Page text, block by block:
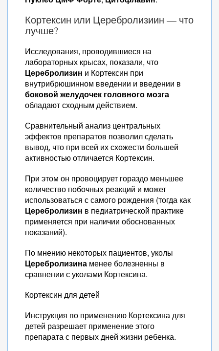
Кортексин или Церебролизиин — что
лучше?
Исследования, проводившиеся на
лабораторных крысах, показали, что
Церебролизин и Кортексин при
внутрибрюшинном введении и введении в
боковой желудочек головного мозга
обладают сходным действием.
Сравнительный анализ центральных
эффектов препаратов позволил сделать
вывод, что при всей их схожести большей
активностью отличается Кортексин.
При этом он провоцирует гораздо меньшее
количество побочных реакций и может
использоваться с самого рождения (тогда как
Церебролизин в педиатрической практике
применяется при наличии обоснованных
показаний).
По мнению некоторых пациентов, уколы
Церебролизина менее болезненны в
сравнении с уколами Кортексина.
Кортексин для детей
Инструкция по применению Кортексина для
детей разрешает применение этого
препарата с первых дней жизни ребенка.